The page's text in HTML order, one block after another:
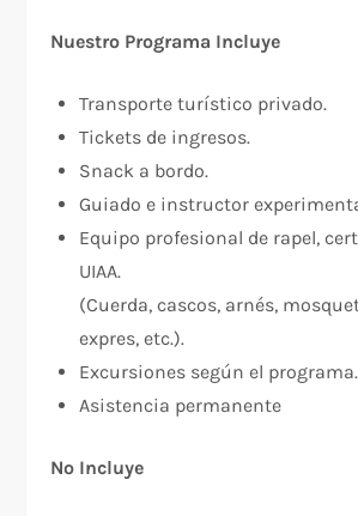
Nuestro Programa Incluye
Transporte turístico privado.
Tickets de ingresos.
Snack a bordo.
Guiado e instructor
Equipo profesional de rapel,
UIAA.
(Cuerda, cascos, arnés,
expres, etc.).
Excursiones según el programa.
Asistencia permanente
No Incluye